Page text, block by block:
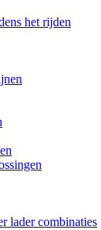
het rijden
lader combinaties